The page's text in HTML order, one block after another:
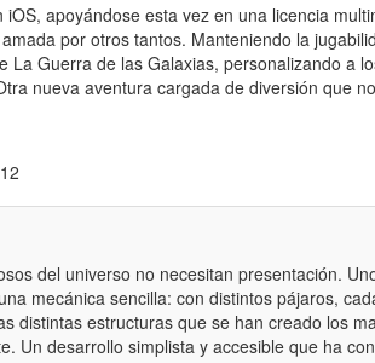
apoyándose esta vez en una licencia
por otros tantos. Manteniendo la
La Guerra de las Galaxias, personalizando a
nueva aventura cargada de diversión que
del universo no necesitan presentación.
mecánica sencilla: con distintos pájaros,
distintas estructuras que se han creado los
Un desarrollo simplista y accesible que ha